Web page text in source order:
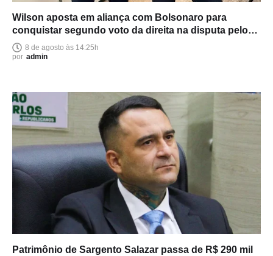
Wilson aposta em aliança com Bolsonaro para
conquistar segundo voto da direita na disputa pelo
Senado
8 de agosto às 14:25h
por admin
Patrimônio de Sargento Salazar passa de R$ 290 mil